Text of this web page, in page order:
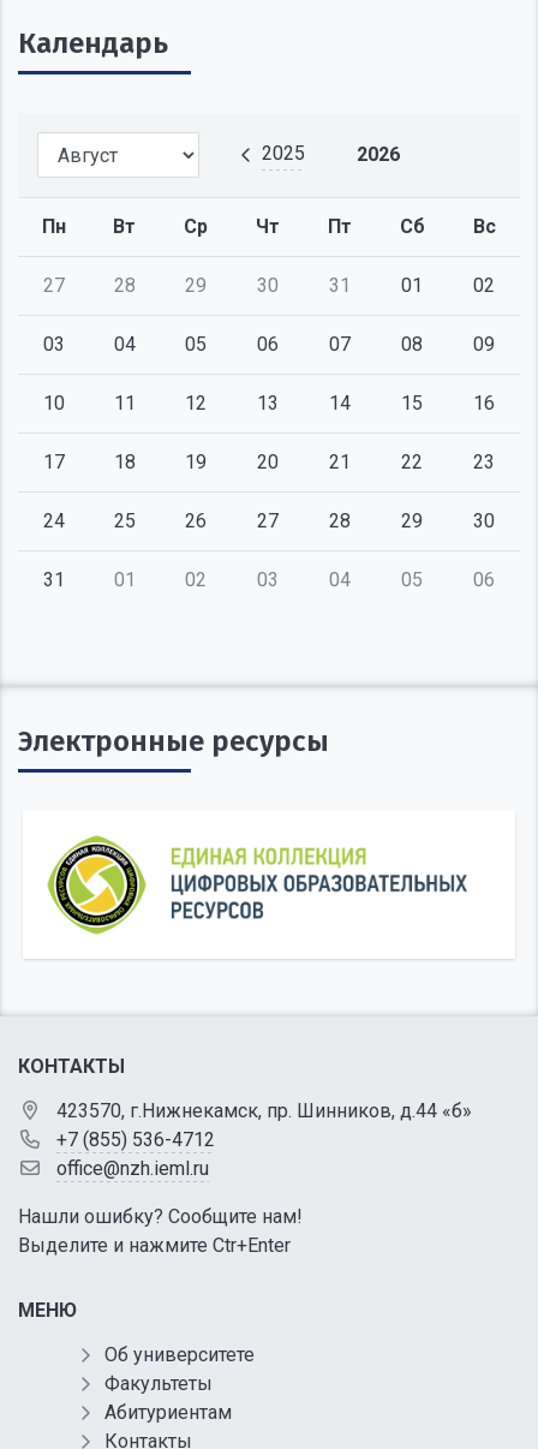
Календарь
2025 2026
Пн Вт Ср Чт Пт Сб Вс
27 28 29 30 31 01 02
03 04 05 06 07 08 09
10 11 12 13 14 15 16
17 18 19 20 21 22 23
24 25 26 27 28 29 30
31 01 02 03 04 05 06
Электронные ресурсы
КОНТАКТЫ
423570, г.Нижнекамск, пр. Шинников, д.44 «б»
+7 (855) 536-4712
office@nzh.ieml.ru
Нашли ошибку? Сообщите нам!
Выделите и нажмите Ctr+Enter
МЕНЮ
Об университете
Факультеты
Абитуриентам
Контакты